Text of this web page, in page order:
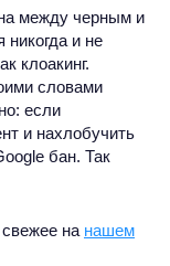
между черным и
и не
клоакинг.
словами
если
и нахлобучить
бан. Так
на нашем